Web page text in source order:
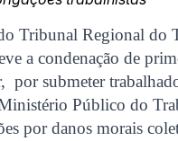
Tribunal Regional do
a condenação de
submeter
Público do
por danos morais